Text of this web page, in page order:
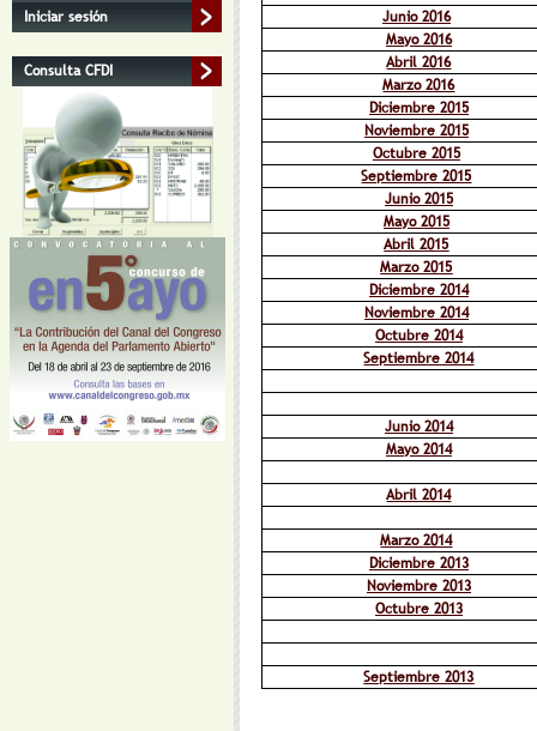
Iniciar sesión
Consulta CFDI
Junio 2016
Mayo 2016
Abril 2016
Marzo 2016
Diciembre 2015
Noviembre 2015
Octubre 2015
Septiembre 2015
Junio 2015
Mayo 2015
Abril 2015
Marzo 2015
Diciembre 2014
Noviembre 2014
Octubre 2014
Septiembre 2014
Junio 2014
Mayo 2014
Abril 2014
Marzo 2014
Diciembre 2013
Noviembre 2013
Octubre 2013
Septiembre 2013